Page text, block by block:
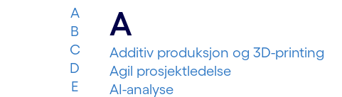
A
B
C
D
E
A
Additiv produksjon og 3D-printing
Agil prosjektledelse
AI-analyse